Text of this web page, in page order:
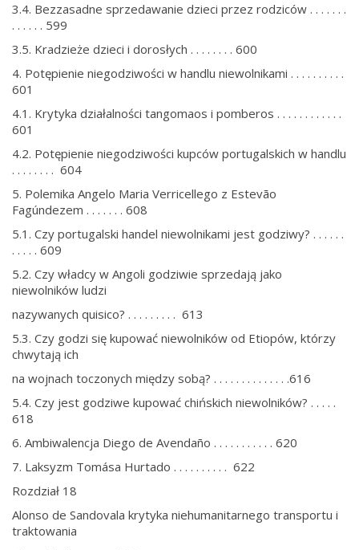
3.4. Bezzasadne sprzedawanie dzieci przez rodziców . . . . . . .
. . . . . . 599
3.5. Kradzieże dzieci i dorosłych . . . . . . . . 600
4. Potępienie niegodziwości w handlu niewolnikami . . . . . . . . . .
601
4.1. Krytyka działalności tangomaos i pomberos . . . . . . . . . . . .
601
4.2. Potępienie niegodziwości kupców portugalskich w handlu
. . . . . . . . 604
5. Polemika Angelo Maria Verricellego z Estevão
Fagúndezem . . . . . . . 608
5.1. Czy portugalski handel niewolnikami jest godziwy? . . . . . .
. . . . . 609
5.2. Czy władcy w Angoli godziwie sprzedają jako
niewolników ludzi
nazywanych quisico? . . . . . . . . . 613
5.3. Czy godzi się kupować niewolników od Etiopów, którzy
chwytają ich
na wojnach toczonych między sobą? . . . . . . . . . . . . . .616
5.4. Czy jest godziwe kupować chińskich niewolników? . . . . .
618
6. Ambiwalencja Diego de Avendaño . . . . . . . . . . . 620
7. Laksyzm Tomása Hurtado . . . . . . . . . . 622
Rozdział 18
Alonso de Sandovala krytyka niehumanitarnego transportu i
traktowania